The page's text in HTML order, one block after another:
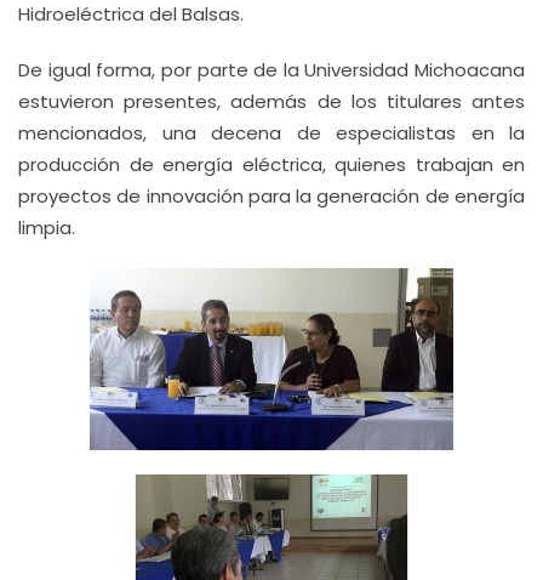
Hidroeléctrica del Balsas.
De igual forma, por parte de la Universidad Michoacana
estuvieron presentes, además de los titulares antes
mencionados, una decena de especialistas en la
producción de energía eléctrica, quienes trabajan en
proyectos de innovación para la generación de energía
limpia.